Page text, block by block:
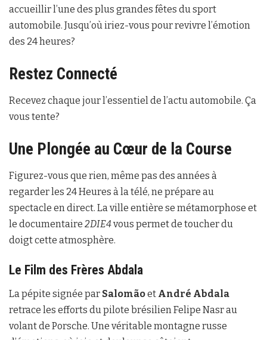
accueillir l’une des plus grandes fêtes du sport
automobile. Jusqu’où iriez-vous pour revivre l’émotion
des 24 heures?
Restez Connecté
Recevez chaque jour l’essentiel de l’actu automobile. Ça
vous tente?
Une Plongée au Cœur de la Course
Figurez-vous que rien, même pas des années à
regarder les 24 Heures à la télé, ne prépare au
spectacle en direct. La ville entière se métamorphose et
le documentaire 2DIE4vous permet de toucher du
doigt cette atmosphère.
Le Film des Frères Abdala
La pépite signée par Salomãoet André Abdala
retrace les efforts du pilote brésilien Felipe Nasr au
volant de Porsche. Une véritable montagne russe